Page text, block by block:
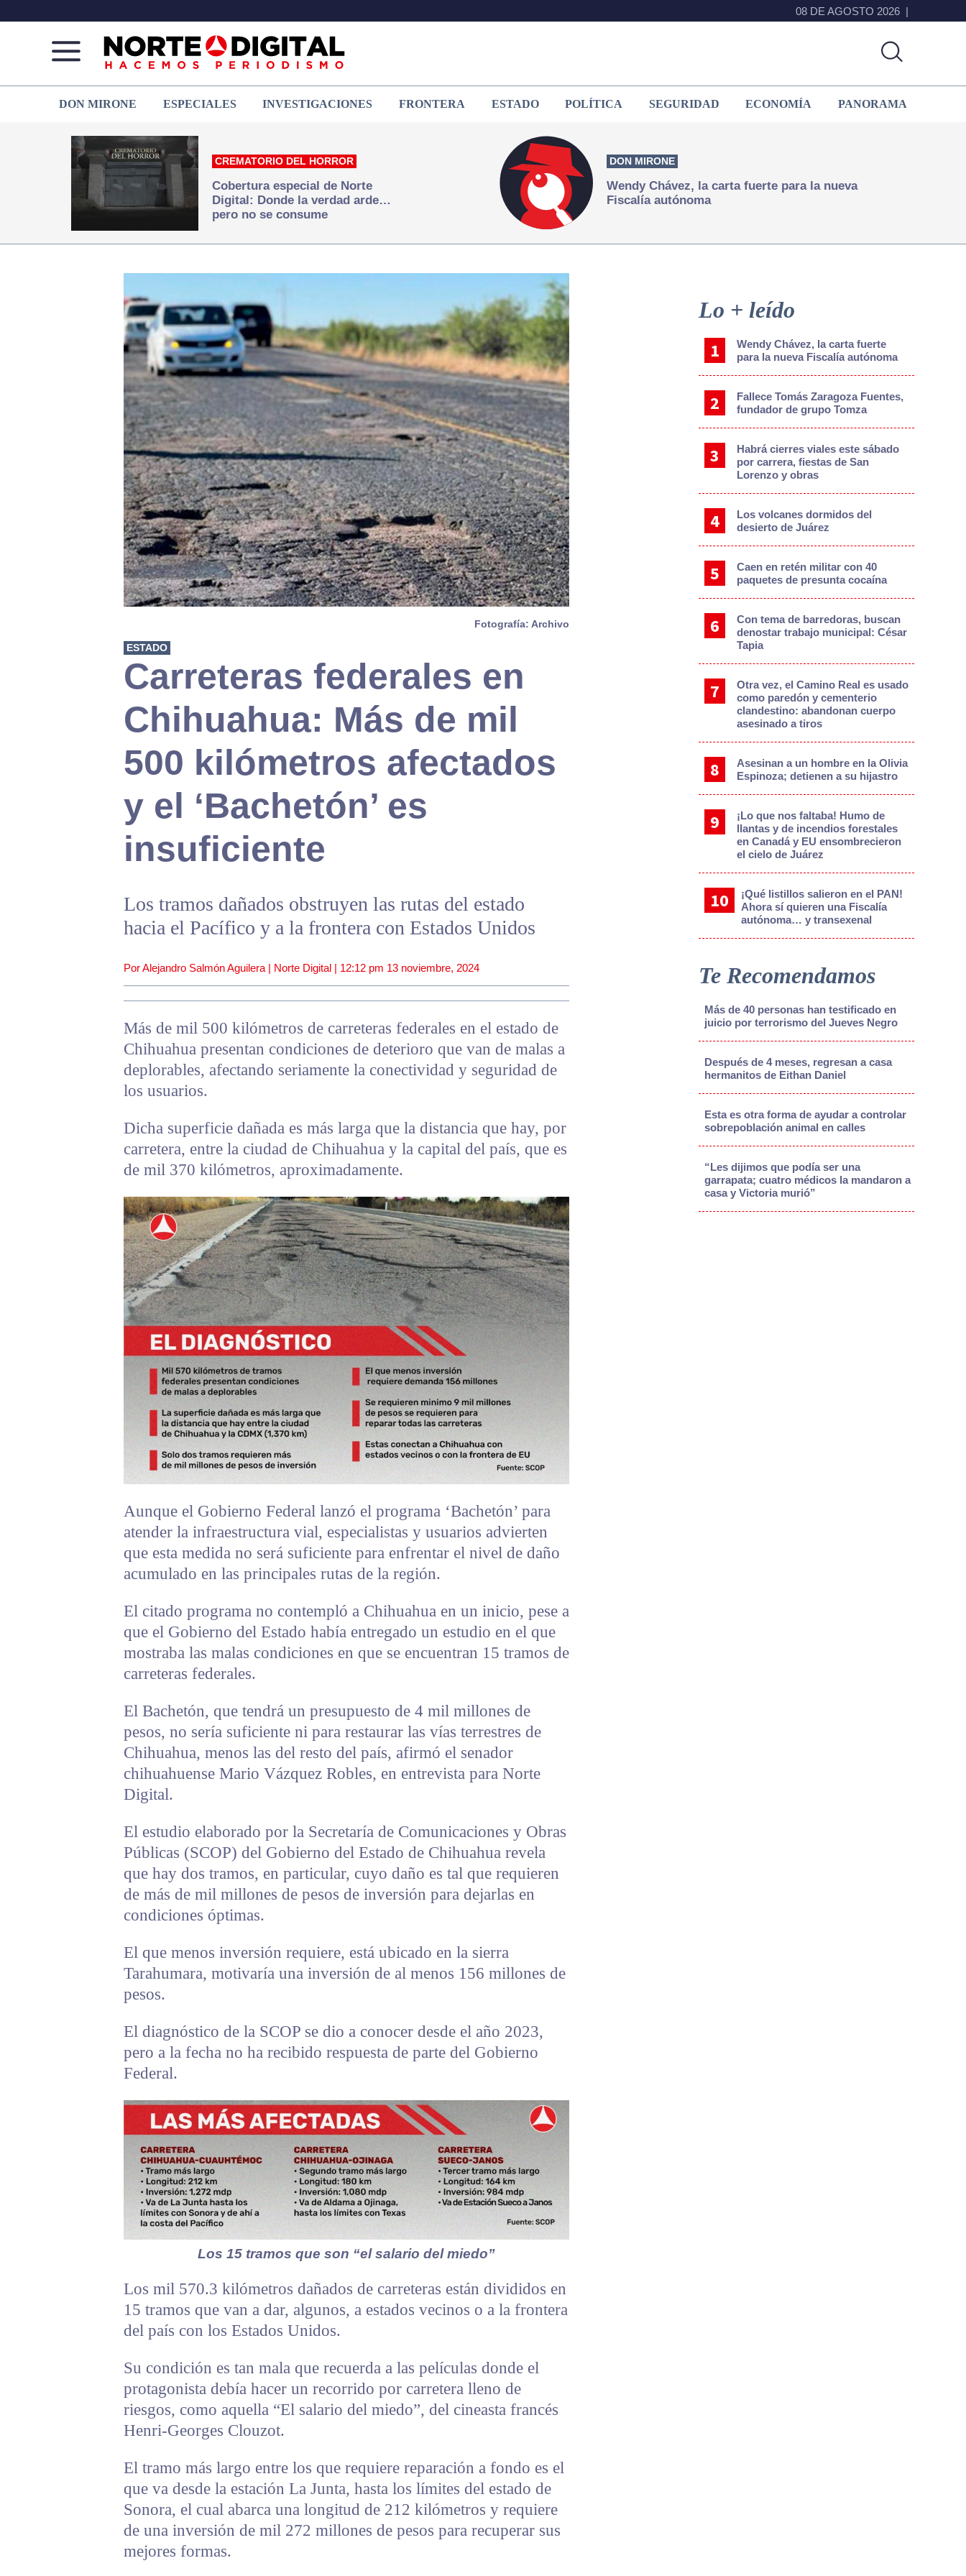
08 DE AGOSTO 2026
de
Juárez
que
hacemos periodismo
DON MIRONE ESPECIALES INVESTIGACIONES FRONTERA ESTADO POLÍTICA SEGURIDAD ECONOMÍA PANORAMA
CREMATORIO DEL HORROR
Cobertura especial de Norte
Digital: Donde la verdad arde…
pero no se consume
DON MIRONE
Wendy Chávez, la carta fuerte para la nueva
Fiscalía autónoma
Fotografía: Archivo
ESTADO
Carreteras federales en
Chihuahua: Más de mil
500 kilómetros afectados
y el ‘Bachetón’ es
insuficiente
Los tramos dañados obstruyen las rutas del estado
hacia el Pacífico y a la frontera con Estados Unidos
Por Alejandro Salmón Aguilera | Norte Digital | 12:12 pm 13 noviembre, 2024
Más de mil 500 kilómetros de carreteras federales en el estado de
Chihuahua presentan condiciones de deterioro que van de malas a
deplorables, afectando seriamente la conectividad y seguridad de
los usuarios.
Dicha superficie dañada es más larga que la distancia que hay, por
carretera, entre la ciudad de Chihuahua y la capital del país, que es
de mil 370 kilómetros, aproximadamente.
Aunque el Gobierno Federal lanzó el programa ‘Bachetón’ para
atender la infraestructura vial, especialistas y usuarios advierten
que esta medida no será suficiente para enfrentar el nivel de daño
acumulado en las principales rutas de la región.
El citado programa no contempló a Chihuahua en un inicio, pese a
que el Gobierno del Estado había entregado un estudio en el que
mostraba las malas condiciones en que se encuentran 15 tramos de
carreteras federales.
El Bachetón, que tendrá un presupuesto de 4 mil millones de
pesos, no sería suficiente ni para restaurar las vías terrestres de
Chihuahua, menos las del resto del país, afirmó el senador
chihuahuense Mario Vázquez Robles, en entrevista para Norte
Digital.
El estudio elaborado por la Secretaría de Comunicaciones y Obras
Públicas (SCOP) del Gobierno del Estado de Chihuahua revela
que hay dos tramos, en particular, cuyo daño es tal que requieren
de más de mil millones de pesos de inversión para dejarlas en
condiciones óptimas.
El que menos inversión requiere, está ubicado en la sierra
Tarahumara, motivaría una inversión de al menos 156 millones de
pesos.
El diagnóstico de la SCOP se dio a conocer desde el año 2023,
pero a la fecha no ha recibido respuesta de parte del Gobierno
Federal.
Los 15 tramos que son “el salario del miedo”
Los mil 570.3 kilómetros dañados de carreteras están divididos en
15 tramos que van a dar, algunos, a estados vecinos o a la frontera
del país con los Estados Unidos.
Su condición es tan mala que recuerda a las películas donde el
protagonista debía hacer un recorrido por carretera lleno de
riesgos, como aquella “El salario del miedo”, del cineasta francés
Henri-Georges Clouzot.
El tramo más largo entre los que requiere reparación a fondo es el
que va desde la estación La Junta, hasta los límites del estado de
Sonora, el cual abarca una longitud de 212 kilómetros y requiere
de una inversión de mil 272 millones de pesos para recuperar sus
mejores formas.
Sidebar
Lo + leído
Wendy Chávez, la carta fuerte
para la nueva Fiscalía autónoma
Fallece Tomás Zaragoza Fuentes,
fundador de grupo Tomza
Habrá cierres viales este sábado
por carrera, fiestas de San
Lorenzo y obras
Los volcanes dormidos del
desierto de Juárez
Caen en retén militar con 40
paquetes de presunta cocaína
Con tema de barredoras, buscan
denostar trabajo municipal: César
Tapia
Otra vez, el Camino Real es usado
como paredón y cementerio
clandestino: abandonan cuerpo
asesinado a tiros
Asesinan a un hombre en la Olivia
Espinoza; detienen a su hijastro
¡Lo que nos faltaba! Humo de
llantas y de incendios forestales
en Canadá y EU ensombrecieron
el cielo de Juárez
¡Qué listillos salieron en el PAN!
Ahora sí quieren una Fiscalía
autónoma… y transexenal
Te Recomendamos
Más de 40 personas han testificado en
juicio por terrorismo del Jueves Negro
Después de 4 meses, regresan a casa
hermanitos de Eithan Daniel
Esta es otra forma de ayudar a controlar
sobrepoblación animal en calles
“Les dijimos que podía ser una
garrapata; cuatro médicos la mandaron a
casa y Victoria murió”